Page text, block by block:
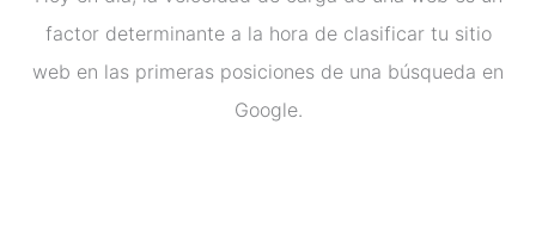
factor determinante a la hora de clasificar tu sitio
web en las primeras posiciones de una búsqueda en
Google.